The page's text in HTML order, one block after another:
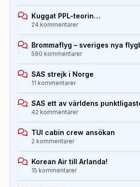
Kuggat PPL-teorin…
24 kommentarer
Brommaflyg – sveriges nya
590 kommentarer
SAS strejk i Norge
11 kommentarer
SAS ett av världens
42 kommentarer
TUI cabin crew ansökan
2 kommentarer
Korean Air till Arlanda!
15 kommentarer